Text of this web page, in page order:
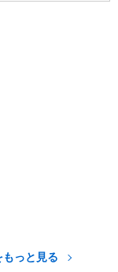
もっと見る